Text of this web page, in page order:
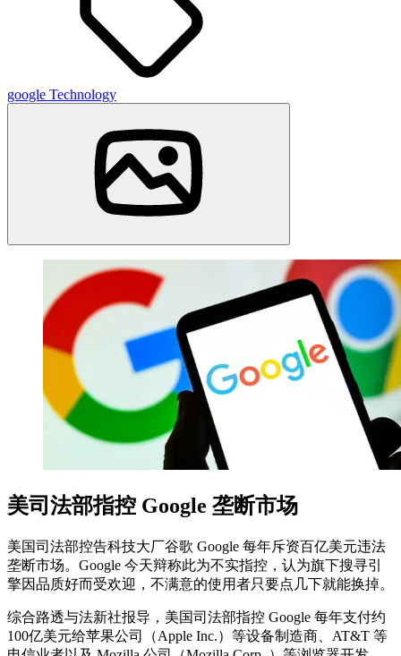
google Technology
美司法部指控 Google 垄断市场
美国司法部控告科技大厂谷歌 Google 每年斥资百亿美元违法
垄断市场。Google 今天辩称此为不实指控，认为旗下搜寻引
擎因品质好而受欢迎，不满意的使用者只要点几下就能换掉。
综合路透与法新社报导，美国司法部指控 Google 每年支付约
100亿美元给苹果公司（Apple Inc.）等设备制造商、AT&T 等